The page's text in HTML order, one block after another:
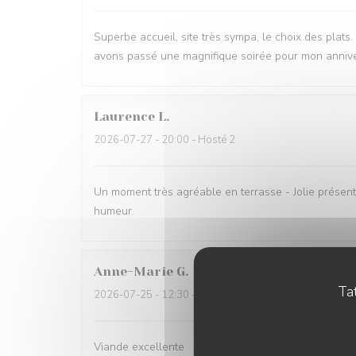
Superbe accueil, site très sympa, le choix des
avons passé une magnifique soirée pour mon
Laurence L
2026-07-27 - 20:00 - Hosté 2
Un moment très agréable en terrasse - Jolie
humeur.
Anne-Marie G
2026-07-25 - 12:30 - Hosté 3
Viande excellente